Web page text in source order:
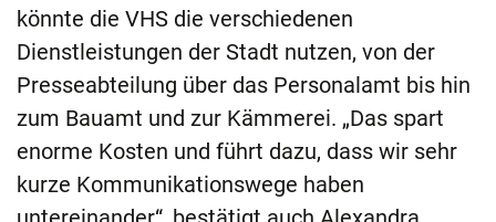
könnte die VHS die verschiedenen
Dienstleistungen der Stadt nutzen, von der
Presseabteilung über das Personalamt bis hin
zum Bauamt und zur Kämmerei. „Das spart
enorme Kosten und führt dazu, dass wir sehr
kurze Kommunikationswege haben